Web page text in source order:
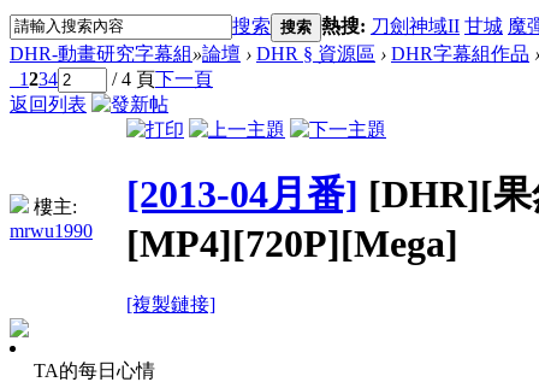
搜索 搜索 熱搜: 刀劍神域II 甘城 魔
DHR-動畫研究字幕組»論壇 › DHR § 資源區 › DHR字幕組作品 ›
1234 / 4 頁下一頁
返回列表
樓主:
mrwu1990
[2013-04月番] [DHR][果
[MP4][720P][Mega]
[複製鏈接]
TA的每日心情